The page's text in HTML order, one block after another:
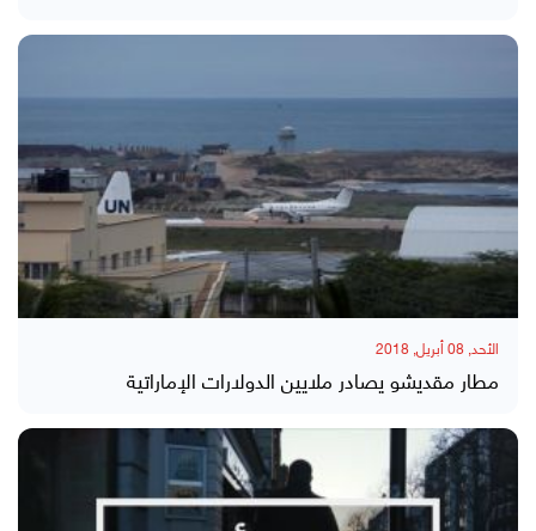
الأحد, 08 أبريل, 2018
مطار مقديشو يصادر ملايين الدولارات الإماراتية